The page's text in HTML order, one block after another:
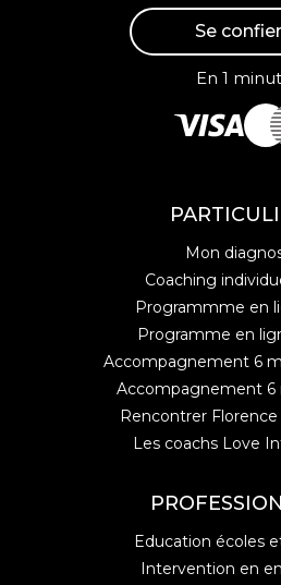
Se confier
En 1
Mon
Coaching
Programmme en
Programme en
Accompagnement 6
Accompagnement 6
Rencontrer Florence
Les coachs Love
Education écoles
Intervention en